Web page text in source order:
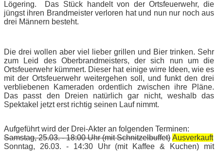
Lögering. Das Stück handelt von der Ortsfeuerwehr, die
jüngst ihren Brandmeister verloren hat und nun nur noch aus
drei Männern besteht.
Die drei wollen aber viel lieber grillen und Bier trinken. Sehr
zum Leid des Oberbrandmeisters, der sich nun um die
Ortsfeuerwehr kümmert. Dieser hat einige wirre Ideen, wie es
mit der Ortsfeuerwehr weitergehen soll, und funkt den drei
verbliebenen Kameraden ordentlich zwischen ihre Pläne.
Das passt den Dreien natürlich gar nicht, weshalb das
Spektakel jetzt erst richtig seinen Lauf nimmt.
Aufgeführt wird der Drei-Akter an folgenden Terminen:
Samstag, 25.03. - 18:00 Uhr (mit Schnitzelbuffet) Ausverkauft
Sonntag, 26.03. - 14:30 Uhr (mit Kaffee & Kuchen) mit